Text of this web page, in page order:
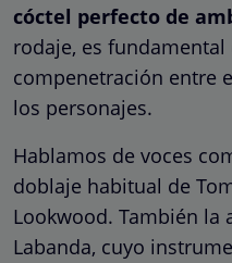
cóctel perfecto de
rodaje, es fundamental
compenetración entre
los personajes.
Hablamos de voces
doblaje habitual de
Lookwood. También la
Labanda, cuyo